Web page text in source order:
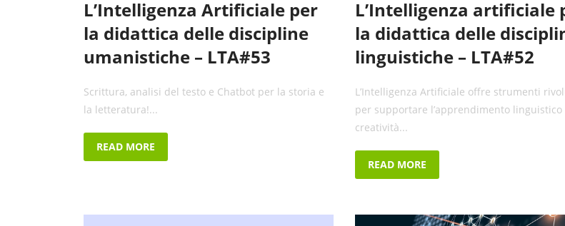
L’Intelligenza Artificiale per
la didattica delle discipline
umanistiche – LTA#53
Scrittura, analisi del testo e Chatbot per la storia e
la letteratura!...
READ MORE
L’Intelligenza artificiale
la didattica delle
linguistiche – LTA#52
L’Intelligenza Artificiale offre strumenti
per supportare l’apprendimento linguistico
creatività...
READ MORE